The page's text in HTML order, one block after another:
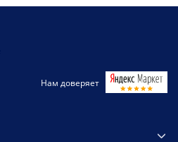
Нам доверяет